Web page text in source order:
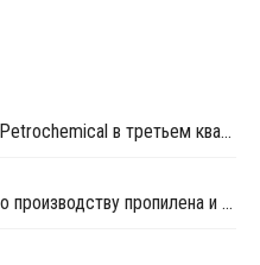
Прибыль саудовской Advanced Petrochemical в третьем квартале выросла на 56,5%
Advanced запускает комплекс по производству пропилена и полипропилена в Саудовской Аравии